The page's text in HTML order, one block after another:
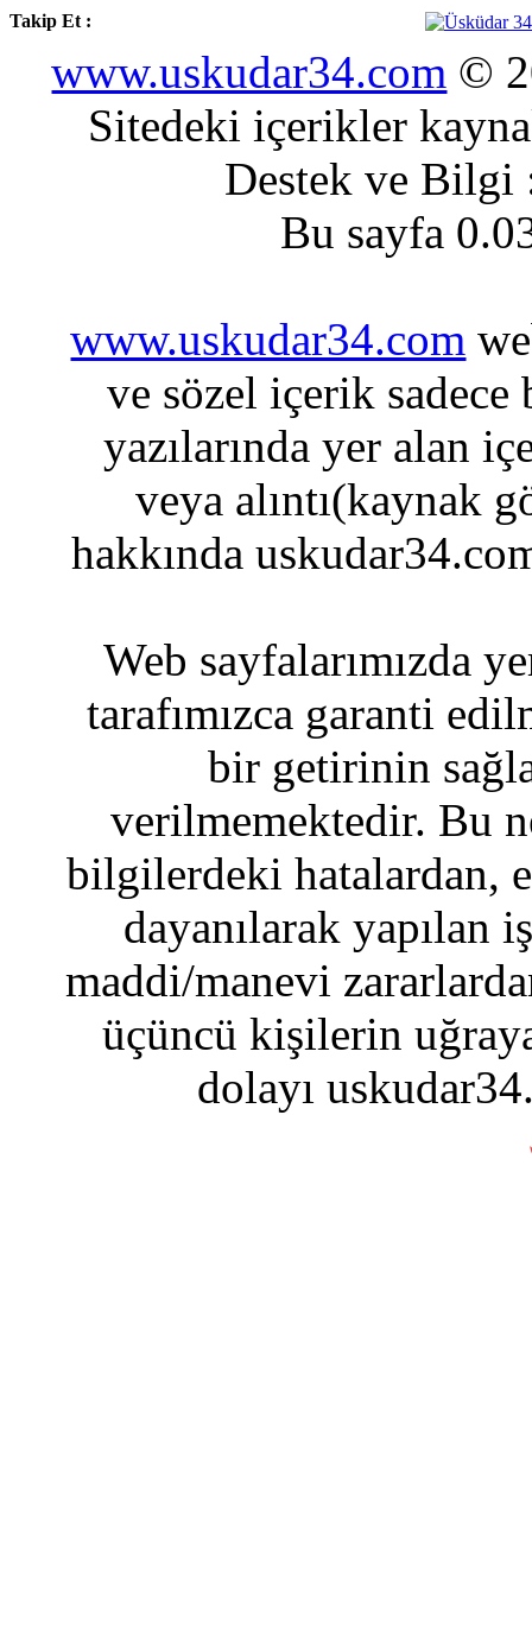
Takip Et :
www.uskudar34.com ©
Sitedeki içerikler
Destek ve
Bu sayfa
www.uskudar34.com
ve sözel içerik sadece
yazılarında yer alan
veya alıntı(kaynak
hakkında
Web sayfalarımızda
tarafımızca garanti
bir getirinin
verilmemektedir. Bu
bilgilerdeki hatalardan,
dayanılarak yapılan
maddi/manevi
üçüncü kişilerin
dolayı